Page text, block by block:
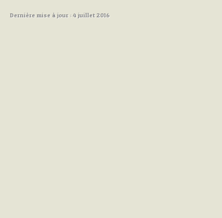
Dernière mise à jour : 4 juillet 2016